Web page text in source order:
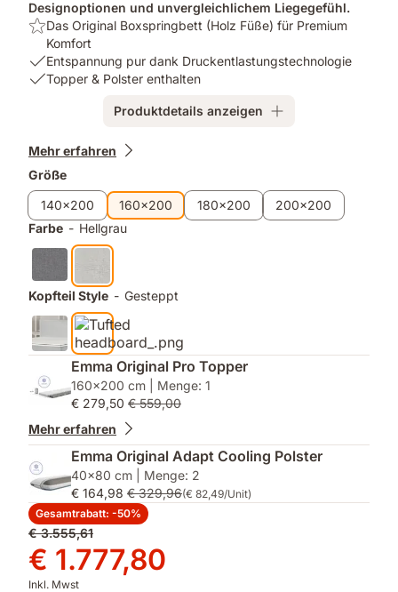
Designoptionen und unvergleichlichem Liegegefühl.
Highlight:
Das
Original
Boxspringbett
Premium
Komfort
Das Original Boxspringbett (Holz Füße) für Premium
Komfort
USP
1:
Druckentlastungstechnologie
Entspannung pur dank Druckentlastungstechnologie
USP
Polster
enthalten
Topper & Polster enthalten
Produktdetails anzeigen
Zusatzprodukte
Mehr erfahren
Größe
140x200
160x200 180x200
200x200
Farbe - Hellgrau
Kopfteil Style - Gesteppt
Emma Original Pro Topper
160x200 cm | Menge: 1
€ 279,50 € 559,00
Mehr erfahren
Emma Original Adapt Cooling Polster
40x80 cm | Menge: 2
€ 164,98 € 329,96(€ 82,49/Unit)
Gesamtrabatt: -50%
Ursprünglicher
Preis
€ 3.555,61
€ 3.555,61
Preis
€ 1.777,80
€ 1.777,80
Inkl. Mwst